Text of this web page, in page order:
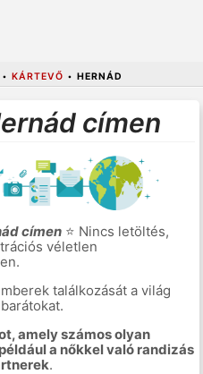
• KÁRTEVŐ • HERNÁD
címen
címen⭐ Nincs letöltés,
véletlen
találkozását a világ
amely számos olyan
a nőkkel való randizás
.